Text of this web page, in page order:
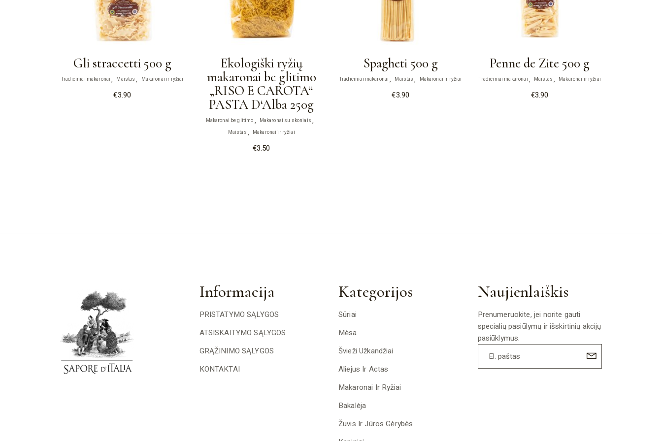
Gli straccetti 500 g
Tradiciniai makaronai Maistas Makaronai ir ryžiai
€3.90
Ekologiški ryžių
makaronai be glitimo
„RISO E CAROTA“
PASTA D‘Alba 250g
Makaronai be glitimo
Makaronai su skoniais
Maistas
Makaronai ir ryžiai
€3.50
Spagheti 500 g
Tradiciniai makaronai Maistas Makaronai ir ryžiai
€3.90
Penne de Zite 500 g
Tradiciniai makaronai Maistas Makaronai ir ryžiai
€3.90
Informacija
PRISTATYMO SĄLYGOS
ATSISKAITYMO SĄLYGOS
GRĄŽINIMO SĄLYGOS
KONTAKTAI
Kategorijos
Sūriai
Mėsa
Švieži Užkandžiai
Aliejus Ir Actas
Makaronai Ir Ryžiai
Bakalėja
Žuvis Ir Jūros Gėrybės
Naujienlaiškis
Prenumeruokite, jei norite gauti
specialių pasiūlymų ir išskirtinių akcijų
pasiūklymus.